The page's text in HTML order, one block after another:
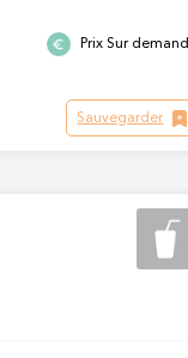
Prix Sur
Sauvegarder